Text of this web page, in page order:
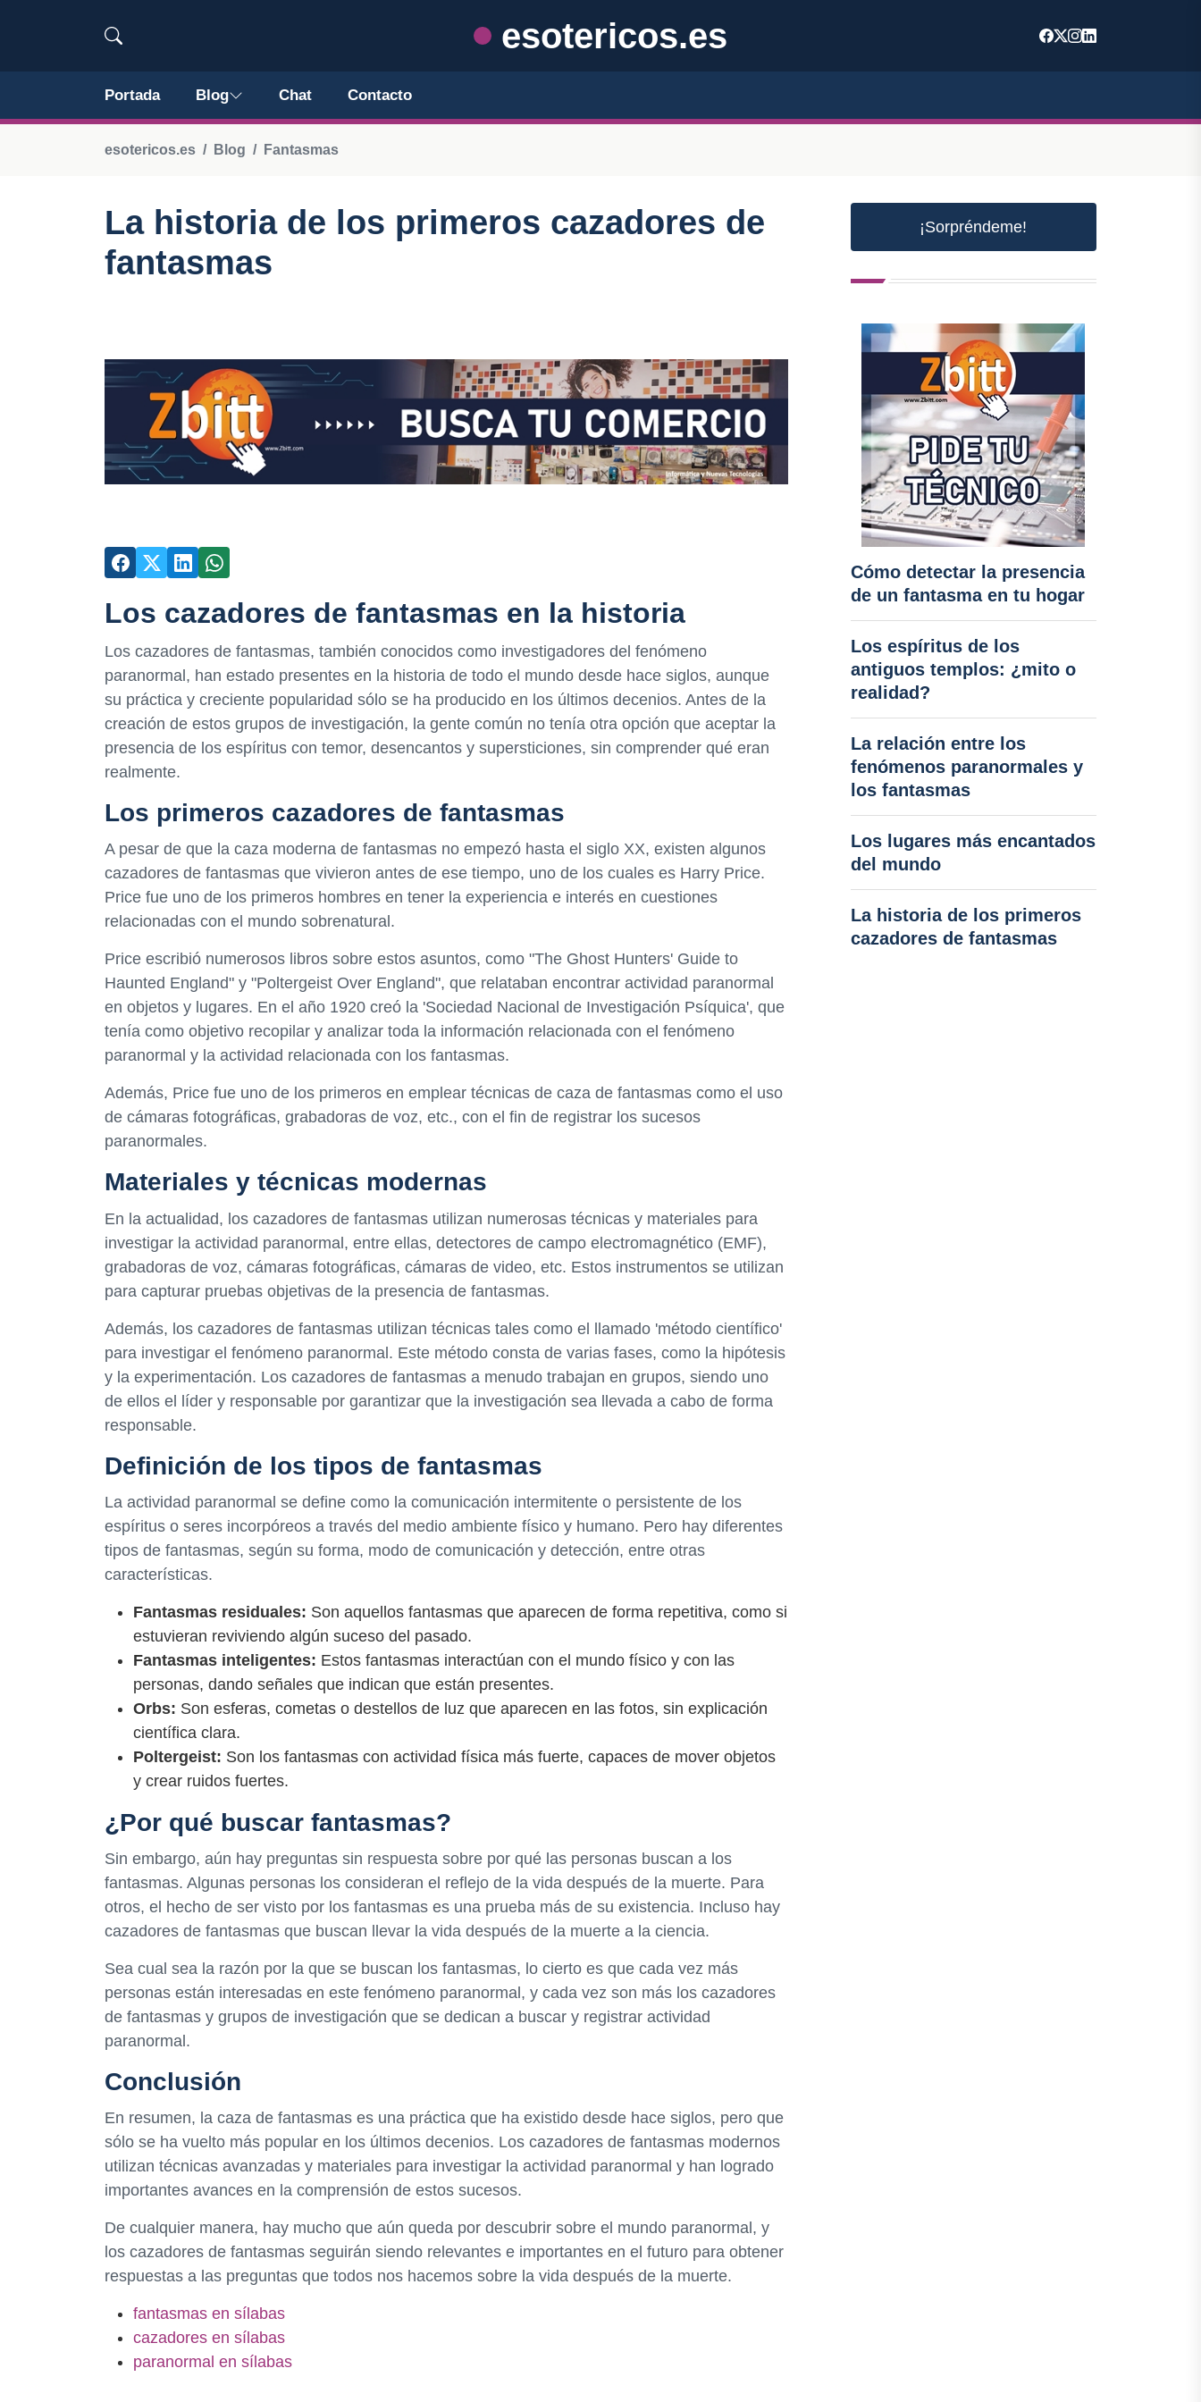
esotericos.es
Portada Blog Chat Contacto
esotericos.es Blog Fantasmas
La historia de los primeros cazadores de
fantasmas
Los cazadores de fantasmas en la historia
Los cazadores de fantasmas, también conocidos como investigadores del fenómeno
paranormal, han estado presentes en la historia de todo el mundo desde hace siglos, aunque
su práctica y creciente popularidad sólo se ha producido en los últimos decenios. Antes de la
creación de estos grupos de investigación, la gente común no tenía otra opción que aceptar la
presencia de los espíritus con temor, desencantos y supersticiones, sin comprender qué eran
realmente.
Los primeros cazadores de fantasmas
A pesar de que la caza moderna de fantasmas no empezó hasta el siglo XX, existen algunos
cazadores de fantasmas que vivieron antes de ese tiempo, uno de los cuales es Harry Price.
Price fue uno de los primeros hombres en tener la experiencia e interés en cuestiones
relacionadas con el mundo sobrenatural.
Price escribió numerosos libros sobre estos asuntos, como "The Ghost Hunters' Guide to
Haunted England" y "Poltergeist Over England", que relataban encontrar actividad paranormal
en objetos y lugares. En el año 1920 creó la 'Sociedad Nacional de Investigación Psíquica', que
tenía como objetivo recopilar y analizar toda la información relacionada con el fenómeno
paranormal y la actividad relacionada con los fantasmas.
Además, Price fue uno de los primeros en emplear técnicas de caza de fantasmas como el uso
de cámaras fotográficas, grabadoras de voz, etc., con el fin de registrar los sucesos
paranormales.
Materiales y técnicas modernas
En la actualidad, los cazadores de fantasmas utilizan numerosas técnicas y materiales para
investigar la actividad paranormal, entre ellas, detectores de campo electromagnético (EMF),
grabadoras de voz, cámaras fotográficas, cámaras de video, etc. Estos instrumentos se utilizan
para capturar pruebas objetivas de la presencia de fantasmas.
Además, los cazadores de fantasmas utilizan técnicas tales como el llamado 'método científico'
para investigar el fenómeno paranormal. Este método consta de varias fases, como la hipótesis
y la experimentación. Los cazadores de fantasmas a menudo trabajan en grupos, siendo uno
de ellos el líder y responsable por garantizar que la investigación sea llevada a cabo de forma
responsable.
Definición de los tipos de fantasmas
La actividad paranormal se define como la comunicación intermitente o persistente de los
espíritus o seres incorpóreos a través del medio ambiente físico y humano. Pero hay diferentes
tipos de fantasmas, según su forma, modo de comunicación y detección, entre otras
características.
Fantasmas residuales: Son aquellos fantasmas que aparecen de forma repetitiva, como si
estuvieran reviviendo algún suceso del pasado.
Fantasmas inteligentes: Estos fantasmas interactúan con el mundo físico y con las
personas, dando señales que indican que están presentes.
Orbs: Son esferas, cometas o destellos de luz que aparecen en las fotos, sin explicación
científica clara.
Poltergeist: Son los fantasmas con actividad física más fuerte, capaces de mover objetos
y crear ruidos fuertes.
¿Por qué buscar fantasmas?
Sin embargo, aún hay preguntas sin respuesta sobre por qué las personas buscan a los
fantasmas. Algunas personas los consideran el reflejo de la vida después de la muerte. Para
otros, el hecho de ser visto por los fantasmas es una prueba más de su existencia. Incluso hay
cazadores de fantasmas que buscan llevar la vida después de la muerte a la ciencia.
Sea cual sea la razón por la que se buscan los fantasmas, lo cierto es que cada vez más
personas están interesadas en este fenómeno paranormal, y cada vez son más los cazadores
de fantasmas y grupos de investigación que se dedican a buscar y registrar actividad
paranormal.
Conclusión
En resumen, la caza de fantasmas es una práctica que ha existido desde hace siglos, pero que
sólo se ha vuelto más popular en los últimos decenios. Los cazadores de fantasmas modernos
utilizan técnicas avanzadas y materiales para investigar la actividad paranormal y han logrado
importantes avances en la comprensión de estos sucesos.
De cualquier manera, hay mucho que aún queda por descubrir sobre el mundo paranormal, y
los cazadores de fantasmas seguirán siendo relevantes e importantes en el futuro para obtener
respuestas a las preguntas que todos nos hacemos sobre la vida después de la muerte.
fantasmas en sílabas
cazadores en sílabas
paranormal en sílabas
¡Sorpréndeme!
Cómo detectar la presencia
de un fantasma en tu hogar
Los espíritus de los
antiguos templos: ¿mito o
realidad?
La relación entre los
fenómenos paranormales y
los fantasmas
Los lugares más encantados
del mundo
La historia de los primeros
cazadores de fantasmas